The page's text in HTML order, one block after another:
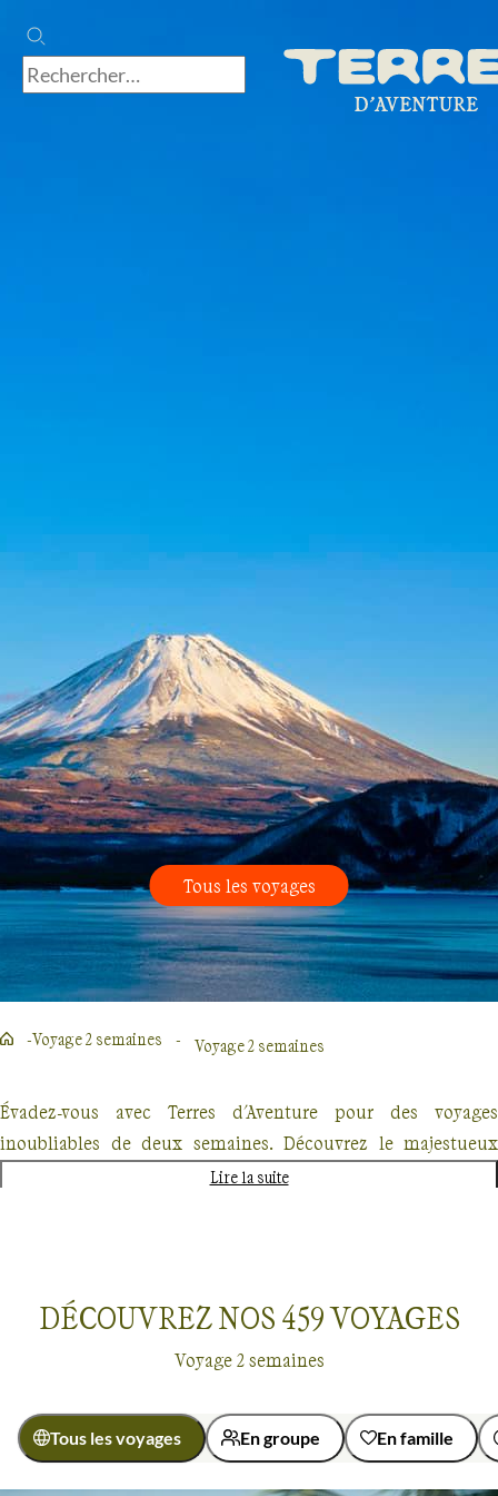
Voyage 2 semaines
Tous les voyages
Voyage 2 semaines Voyage 2 semaines
Évadez-vous avec Terres d'Aventure pour des voyages
inoubliables de deux semaines. Découvrez le majestueux
Kilimandjaro, explorez les forêts enneigées du Québec en
Nos voyages, conçus pour les passionnés de nature et
d'aventure offrent un dépaysement total mais également une
approche éco-responsable.
Lire la suite
DÉCOUVREZ NOS 459VOYAGES
Voyage 2 semaines
Tous les voyages En groupe En famille